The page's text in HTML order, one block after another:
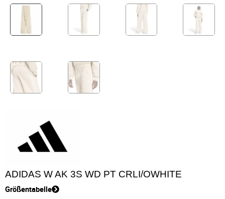
ADIDAS W AK 3S WD PT CRLI/OWHITE
Größentabelle